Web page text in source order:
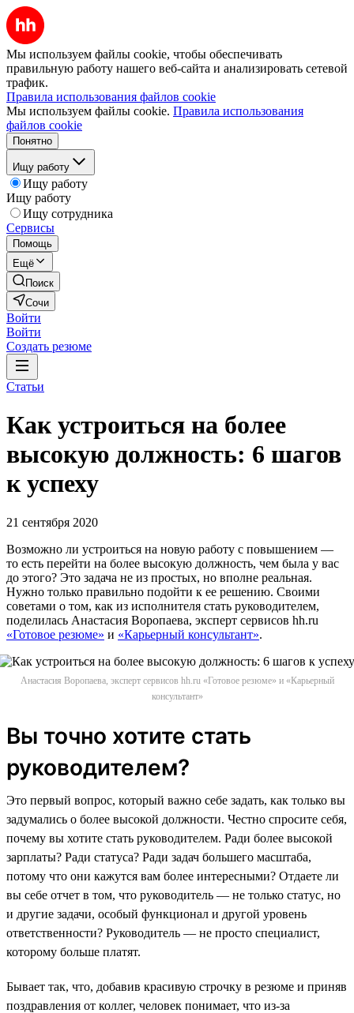
Мы используем файлы cookie, чтобы обеспечивать
правильную работу нашего веб-сайта и анализировать сетевой
трафик.
Правила использования файлов cookie
Мы используем файлы cookie. Правила использования
файлов cookie
Понятно
Ищу работу
Ищу работу
Ищу работу
Ищу сотрудника
Сервисы
Помощь
Ещё
Поиск
Сочи
Войти
Войти
Создать резюме
Статьи
Как устроиться на более
высокую должность: 6 шагов
к успеху
21 сентября 2020
Возможно ли устроиться на новую работу с повышением —
то есть перейти на более высокую должность, чем была у вас
до этого? Это задача не из простых, но вполне реальная.
Нужно только правильно подойти к ее решению. Своими
советами о том, как из исполнителя стать руководителем,
поделилась Анастасия Воропаева, эксперт сервисов hh.ru
«Готовое резюме» и «Карьерный консультант».
Анастасия Воропаева, эксперт сервисов hh.ru «Готовое резюме» и «Карьерный
консультант»
Вы точно хотите стать
руководителем?
Это первый вопрос, который важно себе задать, как только вы
задумались о более высокой должности. Честно спросите себя,
почему вы хотите стать руководителем. Ради более высокой
зарплаты? Ради статуса? Ради задач большего масштаба,
потому что они кажутся вам более интересными? Отдаете ли
вы себе отчет в том, что руководитель — не только статус, но
и другие задачи, особый функционал и другой уровень
ответственности? Руководитель — не просто специалист,
которому больше платят.
Бывает так, что, добавив красивую строчку в резюме и приняв
поздравления от коллег, человек понимает, что из-за